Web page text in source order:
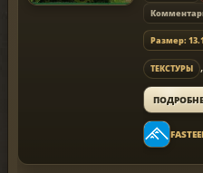
Размер:
ТЕКСТУРЫ ,